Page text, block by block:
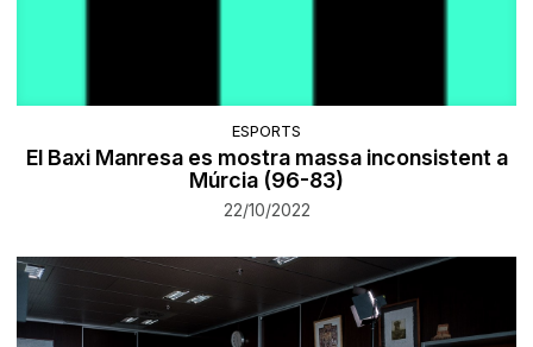
ESPORTS
El Baxi Manresa es mostra massa inconsistent a
Múrcia (96-83)
22/10/2022